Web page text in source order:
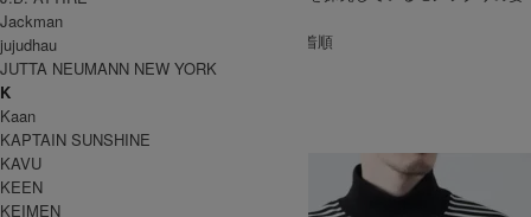
勢が、形となって表れています。
[ 並び順を変更 ] -
新着順
全 [1] 商品中 [1-1] を表示
1
EEL
イール
Jackman
jujudhau
JUTTA NEUMANN NEW YORK
K
Kaan
KAPTAIN SUNSHINE
KAVU
KEEN
KEIMEN